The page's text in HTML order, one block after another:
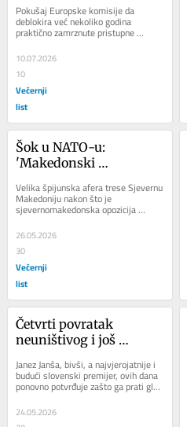
Pokušaj Europske komisije da
deblokira već nekoliko godina
praktično zamrznute pristupne
pregovore Srbije i EU doživio je
zvučan neuspjeh. Na...
10.07.2026
10
Večernji
list
Šok u NATO-u:
'Makedonski
Putinov špijun'
Velika špijunska afera trese Sjevernu
Makedoniju nakon što je
sjevernomakedonska opozicija
iznijela ozbiljne optužbe zbog curenja
osjetljivih...
26.05.2026
30
Večernji
list
Četvrti povratak
neuništivog i još
Janše
Janez Janša, bivši, a najvjerojatnije i
budući slovenski premijer, ovih dana
ponovno potvrđuje zašto ga prati glas
najdugovječnijeg, ali i...
24.05.2026